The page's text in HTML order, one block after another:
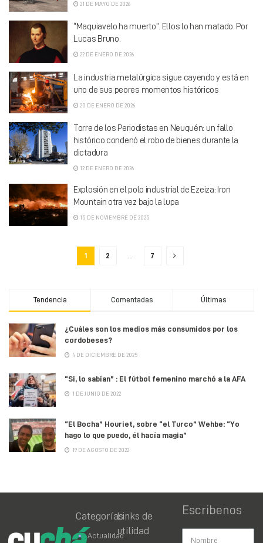
21 DE MAYO DE 2026
“Maquiavelo ha muerto”. Ellos lo han matado. Por
Lucas Bruno.
22 DE ENERO DE 2026
La industria metalúrgica sigue cayendo y está en
uno de sus peores momentos históricos
20 DE ENERO DE 2026
Torre de los Periodistas en Neuquén: un fallo
histórico condenó el robo de bienes durante la
dictadura
12 DE ENERO DE 2026
Explosión en el polo industrial de Ezeiza: Iron
Mountain otra vez bajo la lupa
15 DE NOVIEMBRE DE 2025
1 2 7
Tendencia Comentadas Últimas
¿Cuáles son los medios más consumidos por los
cordobeses?
4 DE DICIEMBRE DE 2025
“Si, lo sabían” : El fútbol femenino marchó a la AFA
1 DE JUNIO DE 2022
“El Bocha” Houriet, sobre “el Turco” Wehbe: “Yo
hago lo que puedo, él hacía magia”
19 DE AGOSTO DE 2022
Categorías
Actualidad
Links de
utilidad
Escribenos